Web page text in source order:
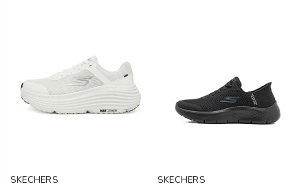
SKECHERS SKECHERS